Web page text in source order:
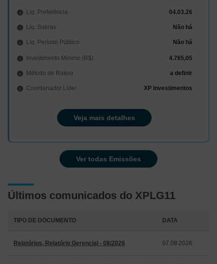
Liq. Preferência 04.03.26
Liq. Sobras Não há
Liq. Período Público Não há
Investimento Mínimo (R$) 4.765,05
Método de Rateio a definir
Coordenador Líder XP Investimentos
Veja mais detalhes
Ver todas Emissões
Últimos comunicados do XPLG11
TIPO DE DOCUMENTO DATA
Relatórios, Relatório Gerencial - 08/2026 07.08.2026